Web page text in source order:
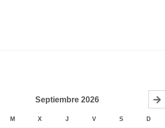
Septiembre 2026
M X J V S D